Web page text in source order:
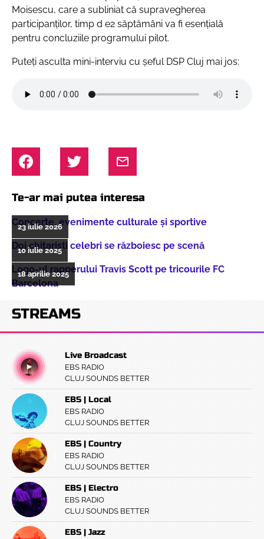
Moisescu, care a subliniat că supravegherea
participanților, timp d e2 săptămâni va fi esențială
pentru concluziile programului pilot.
Puteți asculta mini-interviu cu șeful DSP Cluj mai jos:
Te-ar mai putea interesa
Concerte, evenimente culturale şi sportive
23 iulie 2026
Doi chitarişti celebri se războiesc pe scenă
10 iulie 2025
Logo-ul rapperului Travis Scott pe tricourile FC
Barcelona
18 aprilie 2025
STREAMS
Live Broadcast
EBS RADIO
CLUJ SOUNDS BETTER
EBS | Local
EBS RADIO
CLUJ SOUNDS BETTER
EBS | Country
EBS RADIO
CLUJ SOUNDS BETTER
EBS | Electro
EBS RADIO
CLUJ SOUNDS BETTER
EBS | Jazz